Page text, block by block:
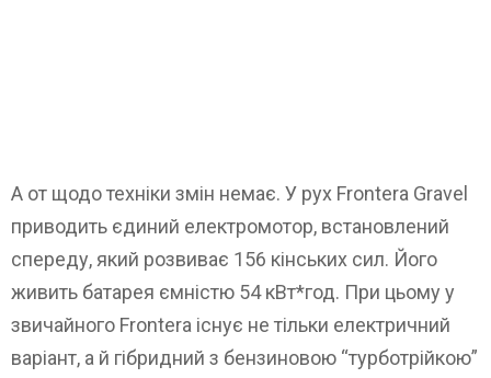
А от щодо техніки змін немає. У рух Frontera Gravel
приводить єдиний електромотор, встановлений
спереду, який розвиває 156 кінських сил. Його
живить батарея ємністю 54 кВт*год. При цьому у
звичайного Frontera існує не тільки електричний
варіант, а й гібридний з бензиновою “турботрійкою”